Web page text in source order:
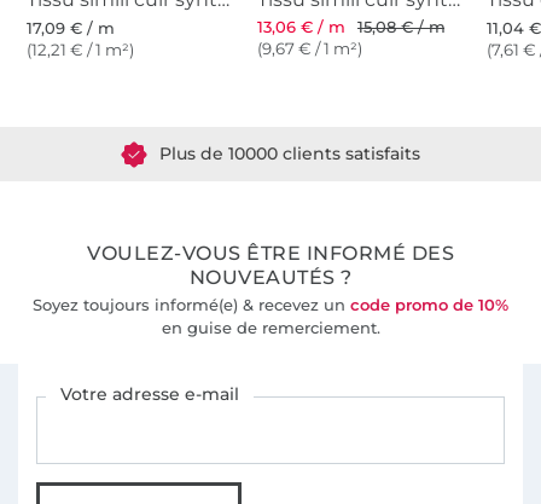
17,09 € / m
(12,21 € / 1 m²)
13,06 € / m
15,08 € / m
(9,67 € / 1 m²)
11,04
(7,61 €
VOULEZ-VOUS ÊTRE INFORMÉ DES
NOUVEAUTÉS ?
Soyez toujours informé(e) & recevez un code promo de 10%
en guise de remerciement.
Votre adresse e-mail